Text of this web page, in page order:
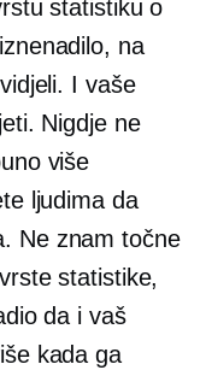
statistiku o
na
I vaše
Nigdje ne
više
ljudima da
Ne znam točne
statistike,
da i vaš
kada ga